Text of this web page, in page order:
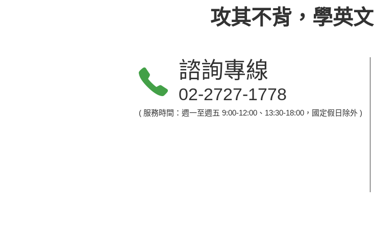
攻其不背，學英
諮詢專線
02-2727-1778
( 服務時間：週一至週五 9:00-12:00、13:30-18:00，國定假日除外 )